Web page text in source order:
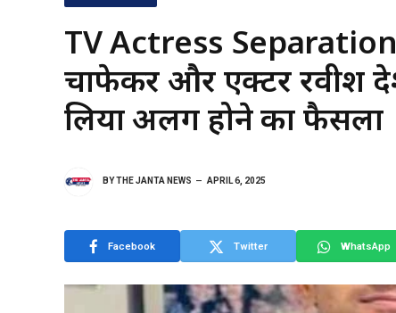
TV Actress Separation :
चाफेकर और एक्टर रवीश
लिया अलग होने का फैसला
BYTHE JANTA NEWS APRIL 6, 2025
Facebook Twitter WhatsApp